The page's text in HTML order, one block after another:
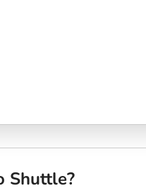
Shuttle?